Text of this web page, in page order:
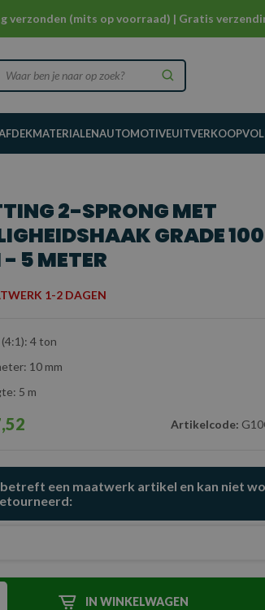
verzonden (mits op voorraad) | Gratis
AUTOMOTIVEUITVERKOOP
2-SPRONG MET
GRADE
5 METER
1-2 DAGEN
4 ton
10 mm
5 m
Artikelcode:
een maatwerk artikel en kan niet
IN WINKELWAGEN